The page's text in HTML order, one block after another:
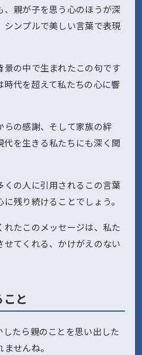
親が子を思う心のほうが深
シンプルで美しい言葉で表現
の中で生まれたこの句です
代を超えて私たちの心に響
らの感謝、そして家族の絆
を生きる私たちにも深く関
の人に引用されるこの言葉
残り続けることでしょう。
たこのメッセージは、私た
せてくれる、かけがえのない
と
たら親のことを思い出した
せんね。